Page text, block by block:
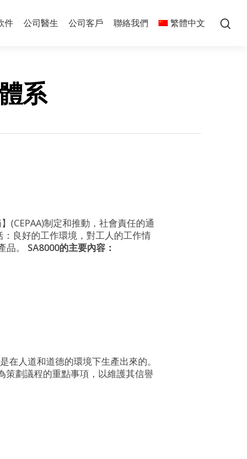
件 公司醫生 公司客戶 聯絡我們 繁體中文
系
(CEPAA)制定和推動，社會責任的通
良好的工作環境，對工人的工作情
品。 SA8000的主要內容：
人道和道德的環境下生產出來的。
策劃議程的重點事項，以維護其信譽